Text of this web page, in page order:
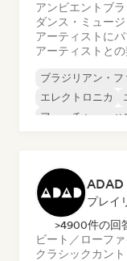
アンビエント ブ
ダンス・ミュージ
アーティストに
アーティストと
ブラジリアン・フ
エレクトロニカ
フューチャー・ハ
ADAD
プレイ
>4900件の回
ビート／ローファ
クラシック カン